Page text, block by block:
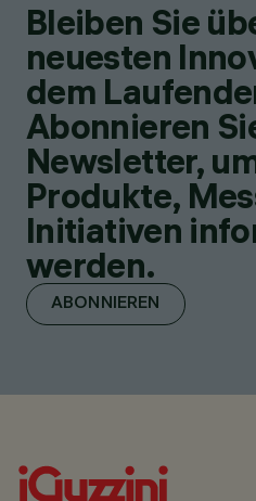
Bleiben Sie
neuesten
dem
Abonnieren
Newsletter,
Produkte,
Initiativen
werden.
ABONNIEREN